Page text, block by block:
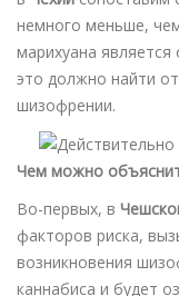
немного меньше,
марихуана
это должно найти
шизофрении.
Чем можно
Во-первых, в
факторов риска,
возникновения
каннабиса и будет